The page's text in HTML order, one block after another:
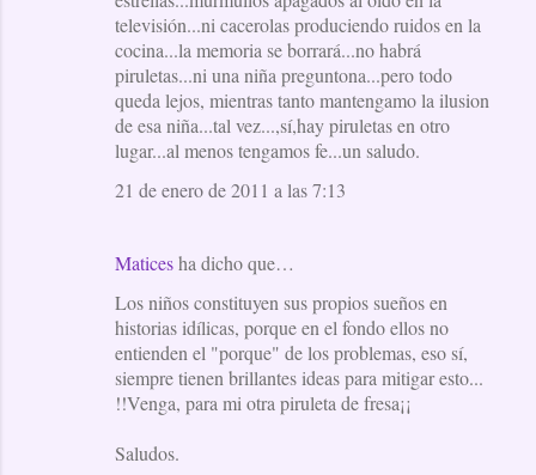
televisión...ni cacerolas produciendo ruidos en la
cocina...la memoria se borrará...no habrá
piruletas...ni una niña preguntona...pero todo
queda lejos, mientras tanto mantengamo la ilusion
de esa niña...tal vez...,sí,hay piruletas en otro
lugar...al menos tengamos fe...un saludo.
21 de enero de 2011 a las 7:13
Maticesha dicho que…
Los niños constituyen sus propios sueños en
historias idílicas, porque en el fondo ellos no
entienden el "porque" de los problemas, eso sí,
siempre tienen brillantes ideas para mitigar esto...
!!Venga, para mi otra piruleta de fresa¡¡
Saludos.